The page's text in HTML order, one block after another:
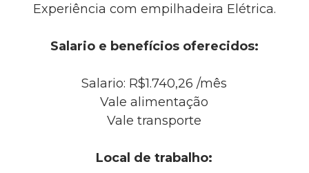
Experiência com empilhadeira Elétrica.
Salario e benefícios oferecidos:
Salario: R$1.740,26 /mês
Vale alimentação
Vale transporte
Local de trabalho: